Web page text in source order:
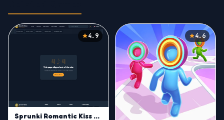
4.9
Sprunki Romantic Kiss Run Challenge
4.6